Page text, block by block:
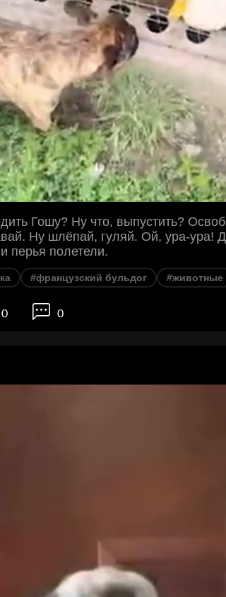
Гошу? Ну что, выпустить?
Ну шлёпай, гуляй. Ой, ура-ура!
перья полетели.
#французский бульдог #животные
0 0